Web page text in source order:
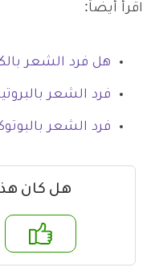
اقرأ أيضاً:
هل فرد الشعر
فرد الشعر
فرد الشعر
هل كان
لا